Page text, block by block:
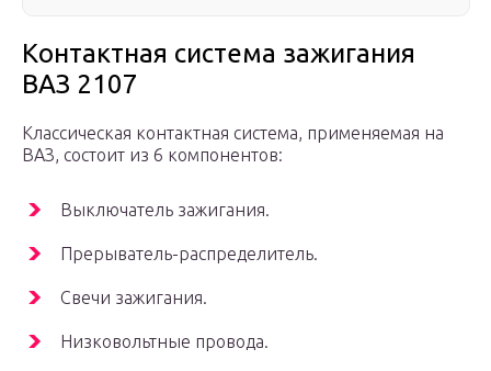
Контактная система зажигания
ВАЗ 2107
Классическая контактная система, применяемая на
ВАЗ, состоит из 6 компонентов:
Выключатель зажигания.
Прерыватель-распределитель.
Свечи зажигания.
Низковольтные провода.